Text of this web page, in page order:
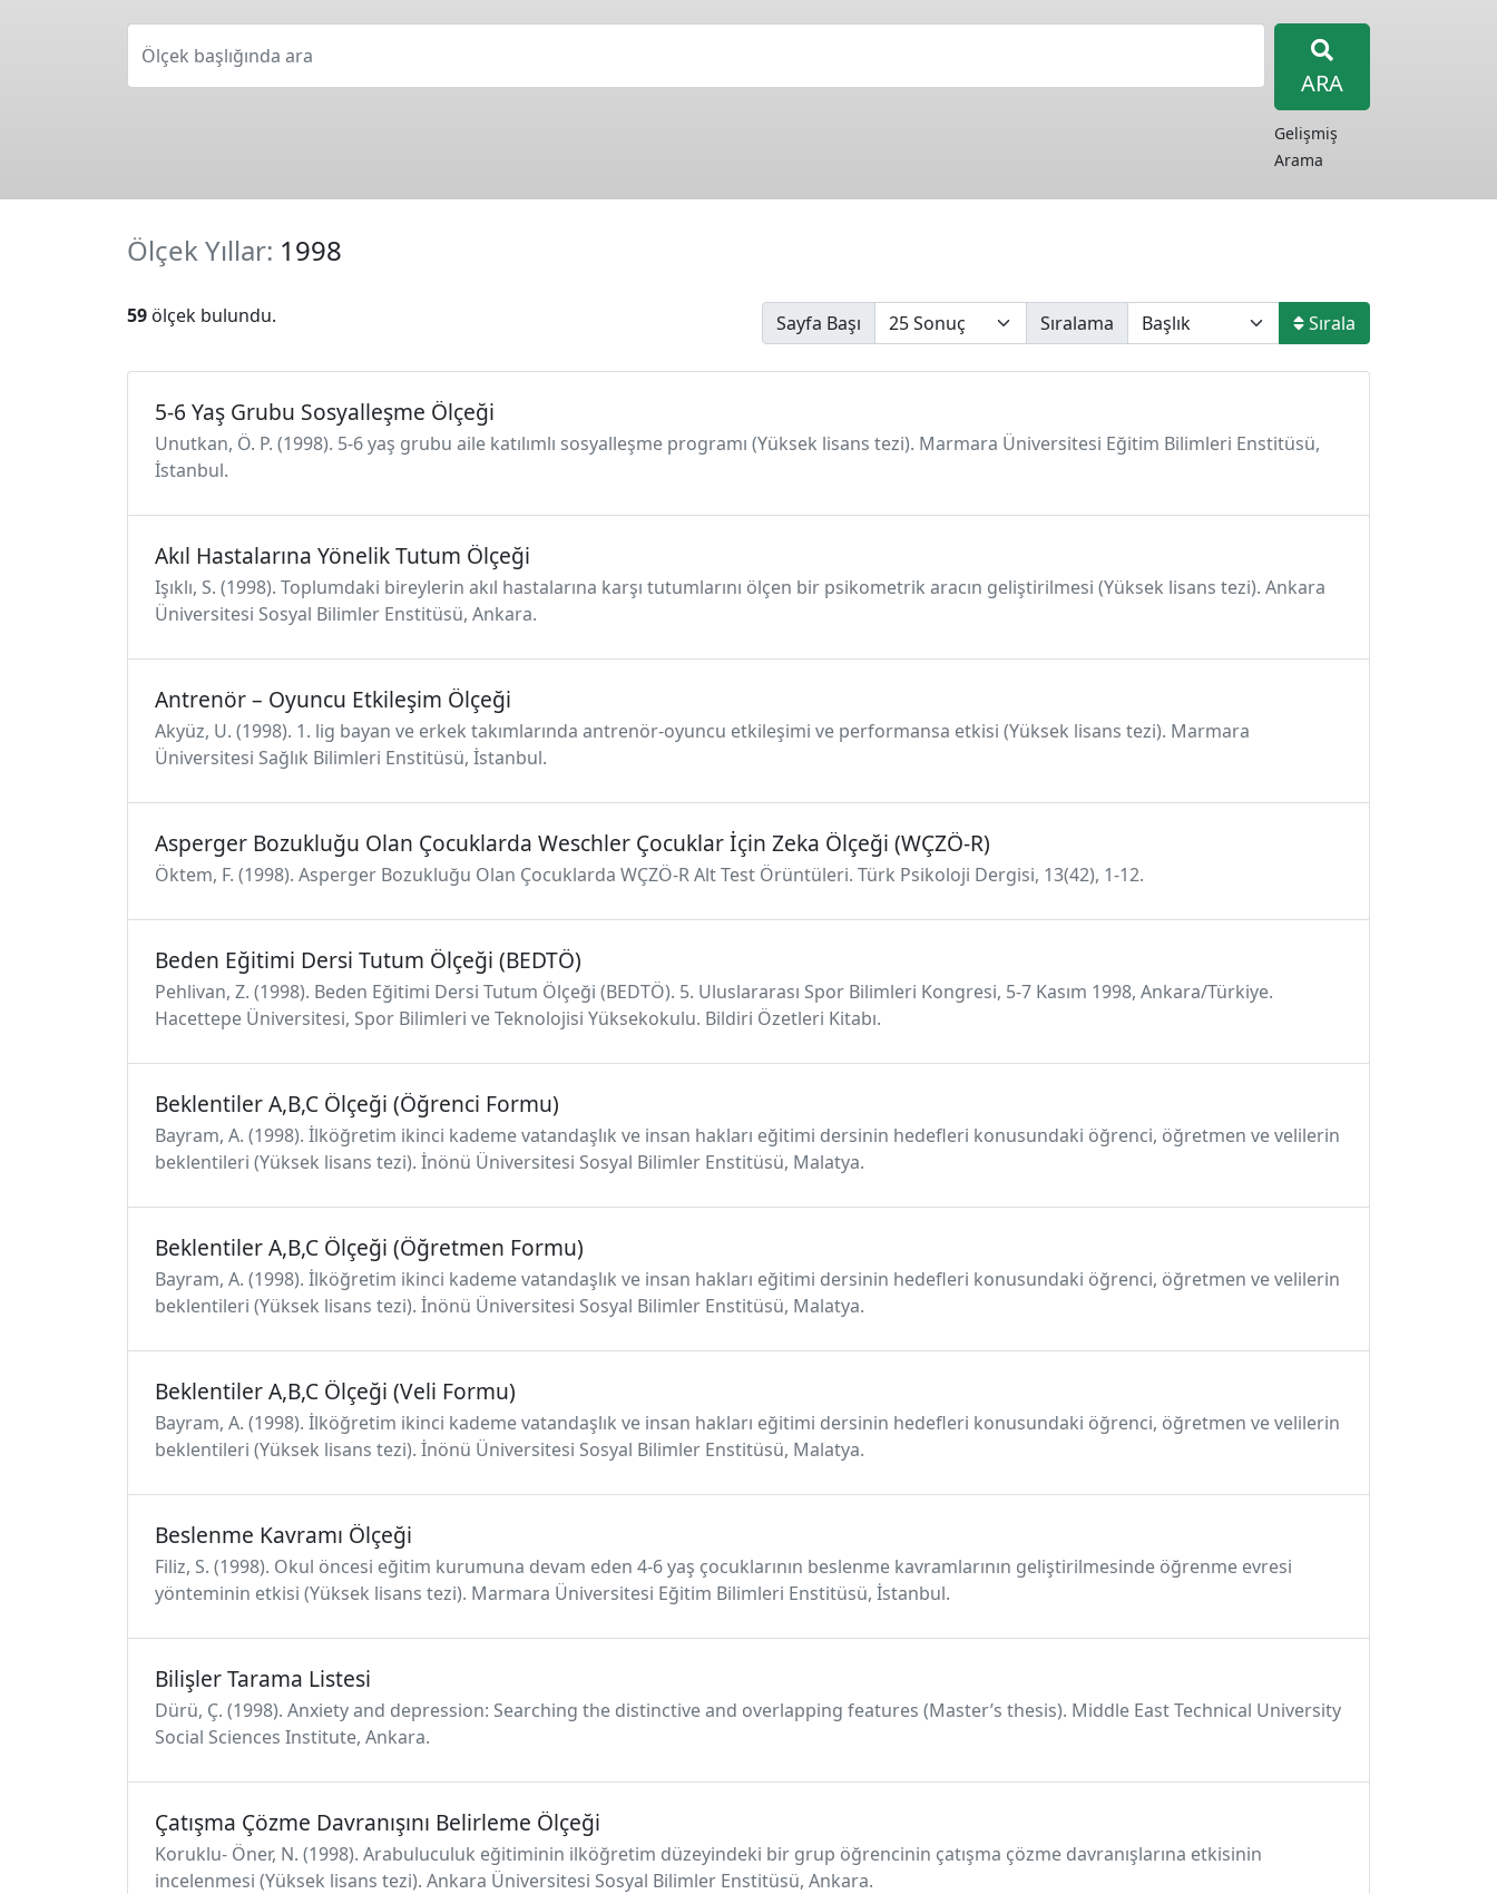
Ölçek başlığında ara
ARA
Gelişmiş
Arama
Ölçek Yıllar: 1998
59 ölçek bulundu. Sayfa Başı Sıralama Sırala
5-6 Yaş Grubu Sosyalleşme Ölçeği
Unutkan, Ö. P. (1998). 5-6 yaş grubu aile katılımlı sosyalleşme programı (Yüksek lisans tezi). Marmara Üniversitesi Eğitim Bilimleri Enstitüsü,
İstanbul.
Akıl Hastalarına Yönelik Tutum Ölçeği
Işıklı, S. (1998). Toplumdaki bireylerin akıl hastalarına karşı tutumlarını ölçen bir psikometrik aracın geliştirilmesi (Yüksek lisans tezi). Ankara
Üniversitesi Sosyal Bilimler Enstitüsü, Ankara.
Antrenör – Oyuncu Etkileşim Ölçeği
Akyüz, U. (1998). 1. lig bayan ve erkek takımlarında antrenör-oyuncu etkileşimi ve performansa etkisi (Yüksek lisans tezi). Marmara
Üniversitesi Sağlık Bilimleri Enstitüsü, İstanbul.
Asperger Bozukluğu Olan Çocuklarda Weschler Çocuklar İçin Zeka Ölçeği (WÇZÖ-R)
Öktem, F. (1998). Asperger Bozukluğu Olan Çocuklarda WÇZÖ-R Alt Test Örüntüleri. Türk Psikoloji Dergisi, 13(42), 1-12.
Beden Eğitimi Dersi Tutum Ölçeği (BEDTÖ)
Pehlivan, Z. (1998). Beden Eğitimi Dersi Tutum Ölçeği (BEDTÖ). 5. Uluslararası Spor Bilimleri Kongresi, 5-7 Kasım 1998, Ankara/Türkiye.
Hacettepe Üniversitesi, Spor Bilimleri ve Teknolojisi Yüksekokulu. Bildiri Özetleri Kitabı.
Beklentiler A,B,C Ölçeği (Öğrenci Formu)
Bayram, A. (1998). İlköğretim ikinci kademe vatandaşlık ve insan hakları eğitimi dersinin hedefleri konusundaki öğrenci, öğretmen ve velilerin
beklentileri (Yüksek lisans tezi). İnönü Üniversitesi Sosyal Bilimler Enstitüsü, Malatya.
Beklentiler A,B,C Ölçeği (Öğretmen Formu)
Bayram, A. (1998). İlköğretim ikinci kademe vatandaşlık ve insan hakları eğitimi dersinin hedefleri konusundaki öğrenci, öğretmen ve velilerin
beklentileri (Yüksek lisans tezi). İnönü Üniversitesi Sosyal Bilimler Enstitüsü, Malatya.
Beklentiler A,B,C Ölçeği (Veli Formu)
Bayram, A. (1998). İlköğretim ikinci kademe vatandaşlık ve insan hakları eğitimi dersinin hedefleri konusundaki öğrenci, öğretmen ve velilerin
beklentileri (Yüksek lisans tezi). İnönü Üniversitesi Sosyal Bilimler Enstitüsü, Malatya.
Beslenme Kavramı Ölçeği
Filiz, S. (1998). Okul öncesi eğitim kurumuna devam eden 4-6 yaş çocuklarının beslenme kavramlarının geliştirilmesinde öğrenme evresi
yönteminin etkisi (Yüksek lisans tezi). Marmara Üniversitesi Eğitim Bilimleri Enstitüsü, İstanbul.
Bilişler Tarama Listesi
Dürü, Ç. (1998). Anxiety and depression: Searching the distinctive and overlapping features (Master’s thesis). Middle East Technical University
Social Sciences Institute, Ankara.
Çatışma Çözme Davranışını Belirleme Ölçeği
Koruklu- Öner, N. (1998). Arabuluculuk eğitiminin ilköğretim düzeyindeki bir grup öğrencinin çatışma çözme davranışlarına etkisinin
incelenmesi (Yüksek lisans tezi). Ankara Üniversitesi Sosyal Bilimler Enstitüsü, Ankara.